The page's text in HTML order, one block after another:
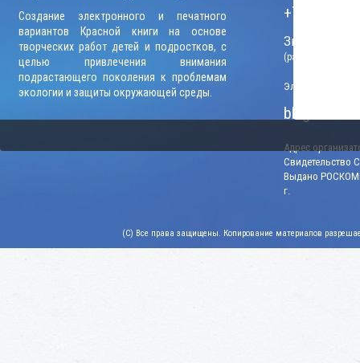
Создание электронного и печатного
вариантов Красной книги на основе
творческих работ детей и подростков, с
целью привлечения внимания
подрастающего поколения к проблемам
экологии и защиты окружающей среды.
+7 (906)
Звонки
(рабочие дни,
Электронный
blago-
Адрес
Свидетельство
Выдано
г.
(C) Все права защищены. Копирование материалов